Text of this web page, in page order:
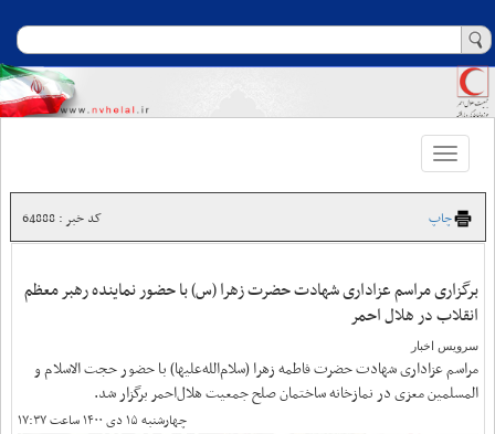
Toggle
navigation
چاپ کد خبر : 64888
برگزاری مراسم عزاداری شهادت حضرت زهرا (س) با حضور نماینده رهبر معظم
انقلاب در هلال احمر
سرویس اخبار
مراسم عزاداری شهادت حضرت فاطمه زهرا (سلام‌الله‌علیها) با حضور حجت الاسلام و
المسلمین معزی در نمازخانه ساختمان صلح جمعیت هلال‌احمر برگزار شد.
چهارشنبه ۱۵ دی ۱۴۰۰ ساعت ۱۷:۳۷